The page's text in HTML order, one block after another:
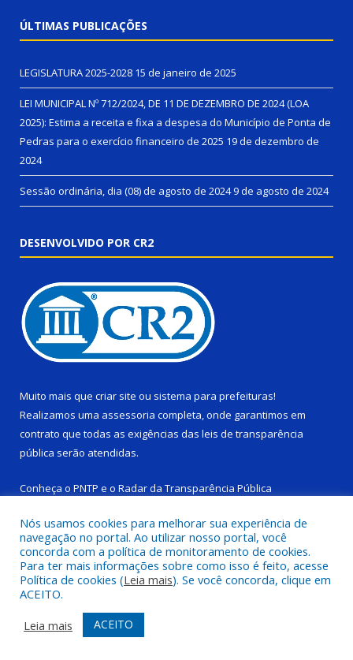
ÚLTIMAS PUBLICAÇÕES
LEGISLATURA 2025-2028 15 de janeiro de 2025
LEI MUNICIPAL Nº 712/2024, DE 11 DE DEZEMBRO DE 2024 (LOA
2025): Estima a receita e fixa a despesa do Município de Ponta de
Pedras para o exercício financeiro de 2025 19 de dezembro de
2024
Sessão ordinária, dia (08) de agosto de 20249 de agosto de 2024
DESENVOLVIDO POR CR2
Muito mais que criar site ou sistema para prefeituras!
Realizamos uma assessoria completa, onde garantimos em
contrato que todas as exigências das leis de transparência
pública serão atendidas.
Conheça o PNTP e o Radar da Transparência Pública
Todos os direitos reservados a Câmara Municipal de Ponta de
Pedras.
Mapa do Site
Acessar Área Administrativa
Acessar Webmail
Nós usamos cookies para melhorar sua experiência de
navegação no portal. Ao utilizar nosso portal, você
concorda com a política de monitoramento de cookies.
Para ter mais informações sobre como isso é feito, acesse
Política de cookies (Leia mais). Se você concorda, clique em
ACEITO.
Leia mais
ACEITO